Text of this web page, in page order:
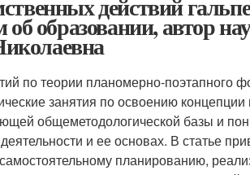
действий
образовании, автор
по теории планомерно-поэтапного
занятия по освоению
общеметодологической базы и
и ее основах. В статье
планированию,